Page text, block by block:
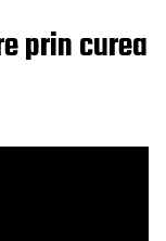
prin curea